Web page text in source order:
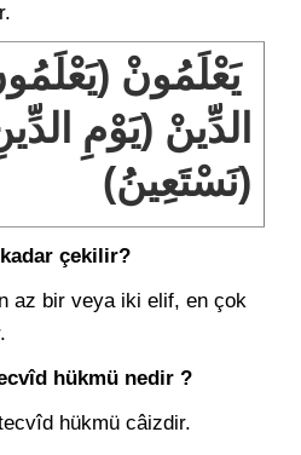
يَعْلَمُونْ
الدِّينْ (يَوْمِ
(نَسْتَعِينُ)
çekilir?
az bir veya iki elif, en çok
hükmü nedir ?
hükmü câizdir.